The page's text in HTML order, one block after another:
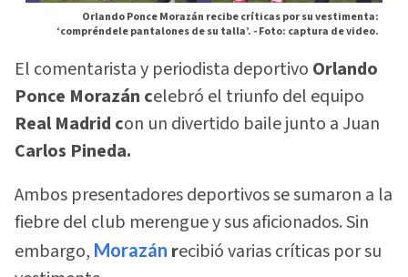
Orlando Ponce Morazán recibe críticas por su vestimenta:
‘compréndele pantalones de su talla’. -Foto: captura de video.
El comentarista y periodista deportivo Orlando
Ponce Morazán celebró el triunfo del equipo
Real Madrid con un divertido baile junto a Juan
Carlos Pineda.
Ambos presentadores deportivos se sumaron a la
fiebre del club merengue y sus aficionados. Sin
embargo, Morazán recibió varias críticas por su